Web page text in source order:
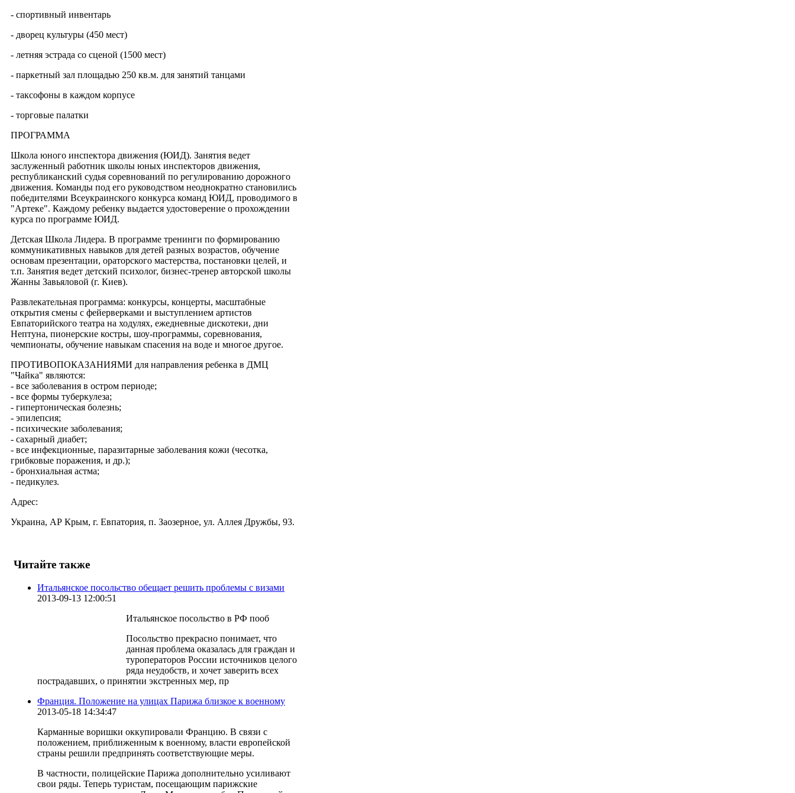
- спортивный инвентарь
- дворец культуры (450 мест)
- летняя эстрада со сценой (1500 мест)
- паркетный зал площадью 250 кв.м. для занятий танцами
- таксофоны в каждом корпусе
- торговые палатки
ПРОГРАММА
Школа юного инспектора движения (ЮИД). Занятия ведет
заслуженный работник школы юных инспекторов движения,
республиканский судья соревнований по регулированию дорожного
движения. Команды под его руководством неоднократно становились
победителями Всеукраинского конкурса команд ЮИД, проводимого в
"Артеке". Каждому ребенку выдается удостоверение о прохождении
курса по программе ЮИД.
Детская Школа Лидера. В программе тренинги по формированию
коммуникативных навыков для детей разных возрастов, обучение
основам презентации, ораторского мастерства, постановки целей, и
т.п. Занятия ведет детский психолог, бизнес-тренер авторской школы
Жанны Завьяловой (г. Киев).
Развлекательная программа: конкурсы, концерты, масштабные
открытия смены с фейерверками и выступлением артистов
Евпаторийского театра на ходулях, ежедневные дискотеки, дни
Нептуна, пионерские костры, шоу-программы, соревнования,
чемпионаты, обучение навыкам спасения на воде и многое другое.
ПРОТИВОПОКАЗАНИЯМИ для направления ребенка в ДМЦ
"Чайка" являются:
- все заболевания в остром периоде;
- все формы туберкулеза;
- гипертоническая болезнь;
- эпилепсия;
- психические заболевания;
- сахарный диабет;
- все инфекционные, паразитарные заболевания кожи (чесотка,
грибковые поражения, и др.);
- бронхиальная астма;
- педикулез.
Адрес:
Украина, АР Крым, г. Евпатория, п. Заозерное, ул. Аллея Дружбы, 93.
Читайте также
Итальянское посольство обещает решить проблемы с визами
2013-09-13 12:00:51
Итальянское посольство в РФ пооб
Посольство прекрасно понимает, что
данная проблема оказалась для граждан и
туроператоров России источников целого
ряда неудобств, и хочет заверить всех
пострадавших, о принятии экстренных мер, пр
Франция. Положение на улицах Парижа близкое к военному
2013-05-18 14:34:47
Карманные воришки оккупировали Францию. В связи с
положением, приближенным к военному, власти европейской
страны решили предпринять соответствующие меры.
В частности, полицейские Парижа дополнительно усиливают
свои ряды. Теперь туристам, посещающим парижские